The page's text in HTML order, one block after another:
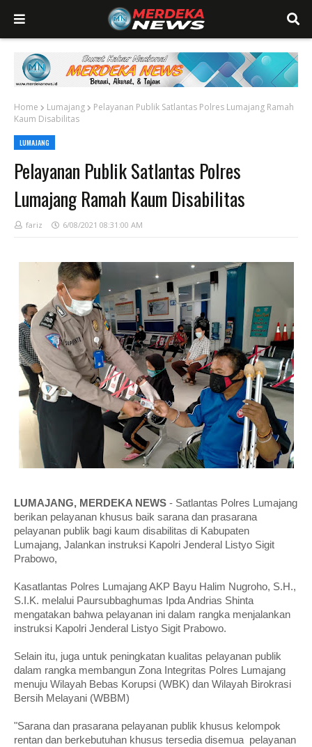
Home Lumajang
Pelayanan Publik Satlantas Polres Lumajang Ramah
Kaum Disabilitas
LUMAJANG
Pelayanan Publik Satlantas Polres
Lumajang Ramah Kaum Disabilitas
fariz 6/08/2021 08:31:00 AM
LUMAJANG, MERDEKA NEWS - Satlantas Polres Lumajang
berikan pelayanan khusus baik sarana dan prasarana
pelayanan publik bagi kaum disabilitas di Kabupaten
Lumajang, Jalankan instruksi Kapolri Jenderal Listyo Sigit
Prabowo,
Kasatlantas Polres Lumajang AKP Bayu Halim Nugroho, S.H.,
S.I.K. melalui Paursubbaghumas Ipda Andrias Shinta
mengatakan bahwa pelayanan ini dalam rangka menjalankan
instruksi Kapolri Jenderal Listyo Sigit Prabowo.
Selain itu, juga untuk peningkatan kualitas pelayanan publik
dalam rangka membangun Zona Integritas Polres Lumajang
menuju Wilayah Bebas Korupsi (WBK) dan Wilayah Birokrasi
Bersih Melayani (WBBM)
"Sarana dan prasarana pelayanan publik khusus kelompok
rentan dan berkebutuhan khusus tersedia disemua pelayanan